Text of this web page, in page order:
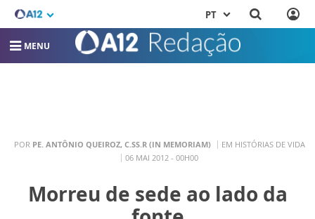
PT
MENU
POR PE. ANTÔNIO QUEIROZ, C.SS.R (IN MEMORIAM)
EM HISTÓRIAS DE VIDA
06 MAI 2012 - 00H00
Morreu de sede ao lado da